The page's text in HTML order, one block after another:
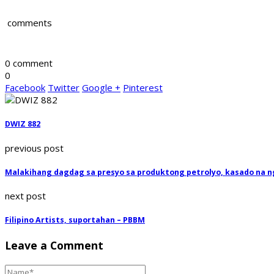
comments
0 comment
0
Facebook Twitter Google + Pinterest
DWIZ 882
previous post
Malakihang dagdag sa presyo sa produktong petrolyo, kasado na
next post
Filipino Artists, suportahan – PBBM
Leave a Comment